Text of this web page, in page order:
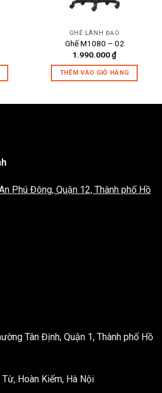
GHẾ LÃNH ĐẠO
Ghế M1080 – 02
1.990.000₫
THÊM VÀO GIỎ HÀNG
Phú Đông, Quận 12, Thành phố Hồ
Tân Định, Quận 1, Thành phố Hồ
Hoàn Kiếm, Hà Nội